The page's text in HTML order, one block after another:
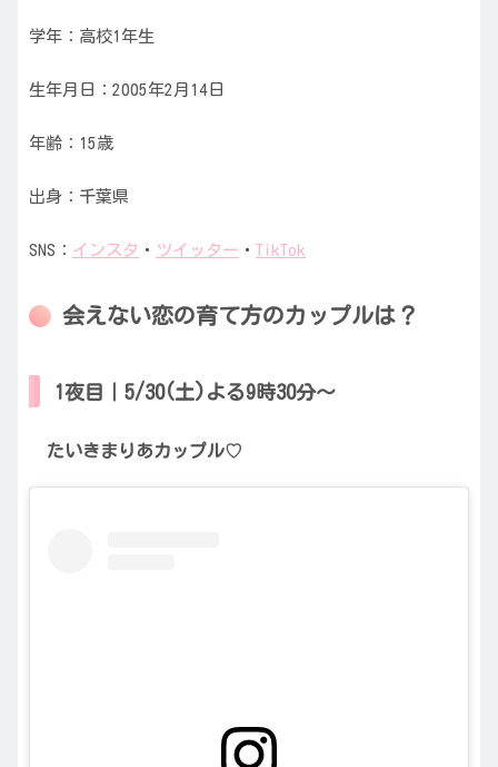
学年：高校1年生
生年月日：2005年2月14日
年齢：15歳
出身：千葉県
SNS： インスタ ・ ツイッター ・ TikTok
会えない恋の育て方のカップルは？
1夜目｜5/30(土)よる9時30分〜
たいきまりあカップル♡